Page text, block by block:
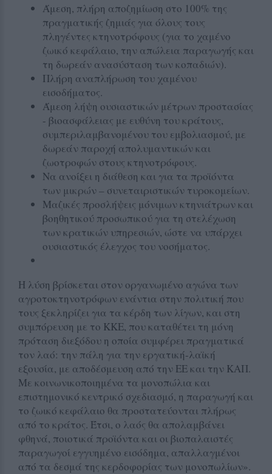
Άμεση, πλήρη αποζημίωση στο 100% της
πραγματικής ζημιάς για όλους τους
πληγέντες κτηνοτρόφους (για το χαμένο
ζωικό κεφάλαιο, την απώλεια παραγωγής και
τη δωρεάν ανασύσταση των κοπαδιών).
Πλήρη αναπλήρωση του χαμένου
εισοδήματος.
Άμεση λήψη ουσιαστικών μέτρων προστασίας
- βιοασφάλειας με ευθύνη του κράτους,
συμπεριλαμβανομένου του εμβολιασμού, με
δωρεάν παροχή απολυμαντικών και
ζωοτροφών στους κτηνοτρόφους.
Να ανοίξει η διάθεση και για τα προϊόντα
των μικρών – συνεταιριστικών τυροκομείων.
Μαζικές προσλήψεις μόνιμων κτηνιάτρων και
βοηθητικού προσωπικού για τη στελέχωση
των κρατικών υπηρεσιών, ώστε να υπάρχει
ουσιαστικός έλεγχος του νοσήματος.
Η λύση βρίσκεται στον οργανωμένο αγώνα των
αγροτοκτηνοτρόφων ενάντια στην πολιτική που
τους ξεκληρίζει για τα κέρδη των λίγων, και στη
συμπόρευση με το ΚΚΕ, που καταθέτει τη μόνη
πρόταση διεξόδου η οποία συμφέρει πραγματικά
τον λαό: την πάλη για την εργατική-λαϊκή
εξουσία, με αποδέσμευση από την ΕΕ και την ΚΑΠ.
Με κοινωνικοποιημένα τα μονοπώλια και
επιστημονικό κεντρικό σχεδιασμό, η παραγωγή και
το ζωικό κεφάλαιο θα προστατεύονται πλήρως
από το κράτος. Έτσι, ο λαός θα απολαμβάνει
φθηνά, ποιοτικά προϊόντα και οι βιοπαλαιστές
παραγωγοί εγγυημένο εισόδημα, απαλλαγμένοι
από τα δεσμά της κερδοφορίας των μονοπωλίων».